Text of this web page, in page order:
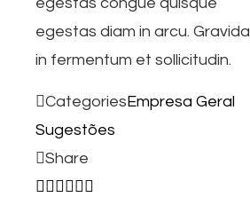
egestas diam in arcu. Gravida
in fermentum et sollicitudin.
CategoriesEmpresa Geral
Sugestões
Share
Facebook
Twitter
LinkedIn
Pinterest
WhatsApp